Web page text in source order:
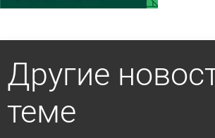
Другие
теме